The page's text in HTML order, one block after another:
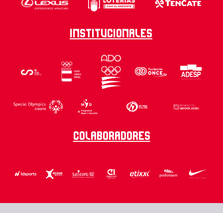
Institucionales
Colaboradores